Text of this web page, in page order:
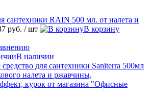
сантехники RAIN 500 мл. от налета и
руб. / шт
В корзину
В наличии